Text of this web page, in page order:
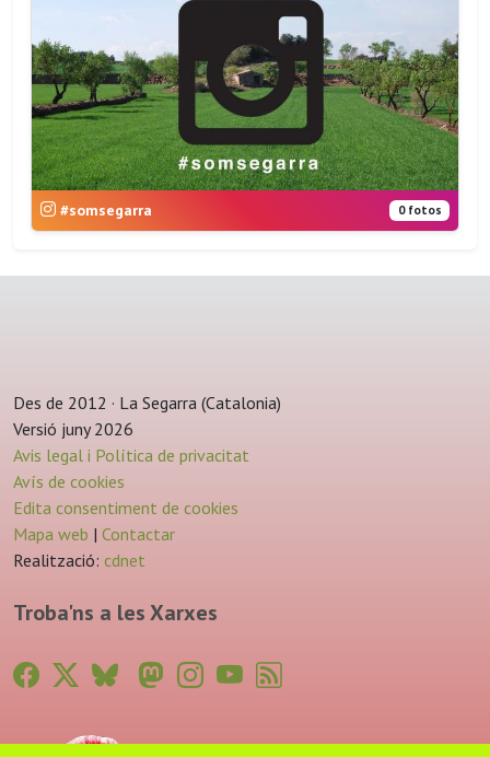
#somsegarra 0 fotos
Des de 2012 · La Segarra (Catalonia)
Versió juny 2026
Avis legal i Política de privacitat
Avís de cookies
Edita consentiment de cookies
Mapa web | Contactar
Realització: cdnet
Troba'ns a les Xarxes